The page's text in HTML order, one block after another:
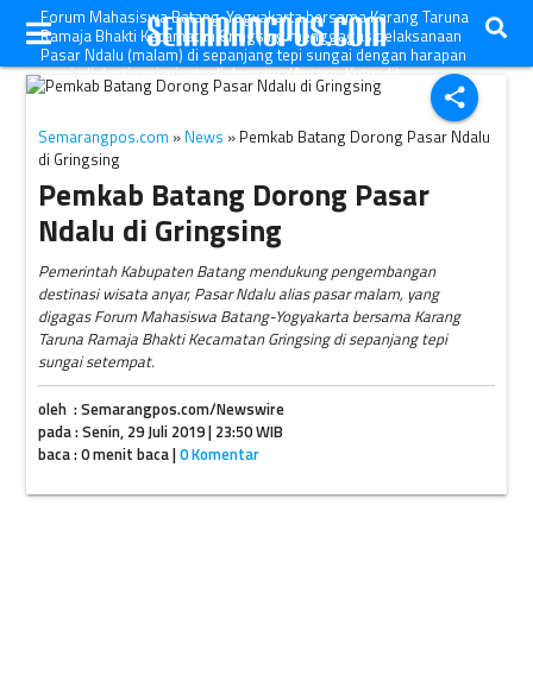
share
Forum Mahasiswa Batang-Yogyakarta bersama Karang Taruna
Ramaja Bhakti Kecamatan Gringsing menggagas pelaksanaan
Pasar Ndalu (malam) di sepanjang tepi sungai dengan harapan
menjadi destinasi wisata di desa itu. (Antara-Kutnadi)
Semarangpos.com » News » Pemkab Batang Dorong Pasar Ndalu
di Gringsing
Pemkab Batang Dorong Pasar
Ndalu di Gringsing
Pemerintah Kabupaten Batang mendukung pengembangan
destinasi wisata anyar, Pasar Ndalu alias pasar malam, yang
digagas Forum Mahasiswa Batang-Yogyakarta bersama Karang
Taruna Ramaja Bhakti Kecamatan Gringsing di sepanjang tepi
sungai setempat.
oleh : Semarangpos.com/Newswire
pada : Senin, 29 Juli 2019 | 23:50 WIB
baca : 0 menit baca |0 Komentar